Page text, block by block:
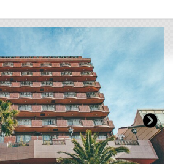
20：00》お1人様1杯まで
と支払項目が記載されます。
場合は領収書の発行はできません。